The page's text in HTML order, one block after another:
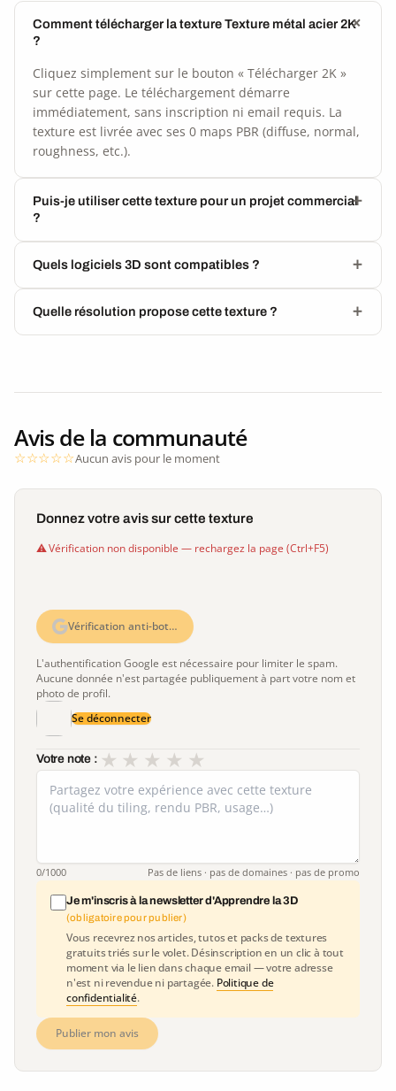
Comment télécharger la texture Texture métal acier 2K
?
Cliquez simplement sur le bouton « Télécharger 2K »
sur cette page. Le téléchargement démarre
immédiatement, sans inscription ni email requis. La
texture est livrée avec ses 0 maps PBR (diffuse, normal,
roughness, etc.).
Puis-je utiliser cette texture pour un projet commercial
?
Quels logiciels 3D sont compatibles ?
Quelle résolution propose cette texture ?
Avis de la communauté
Aucun avis pour le moment
Donnez votre avis sur cette texture
Vérification non disponible — rechargez la page (Ctrl+F5)
Vérification anti-bot…
L'authentification Google est nécessaire pour limiter le spam.
Aucune donnée n'est partagée publiquement à part votre nom et
photo de profil.
Se déconnecter
Votre note : ★
★
★
★
★
0/1000 Pas de liens · pas de domaines · pas de promo
Je m'inscris à la newsletter d'Apprendre la 3D
(obligatoire pour publier)
Vous recevrez nos articles, tutos et packs de textures
gratuits triés sur le volet. Désinscription en un clic à tout
moment via le lien dans chaque email — votre adresse
n'est ni revendue ni partagée. Politique de
confidentialité.
Publier mon avis